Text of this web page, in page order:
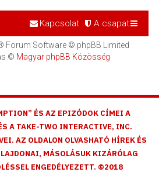
A csapat
Kapcsolat
Forum Software © phpBB Limited
© Magyar phpBB Közösség
ÉS AZ EPIZÓDOK CÍMEI A
A TAKE-TWO INTERACTIVE, INC.
AZ OLDALON OLVASHATÓ HÍREK ÉS
MÁSOLÁSUK KIZÁRÓLAG
ENGEDÉLYEZETT. ©2018